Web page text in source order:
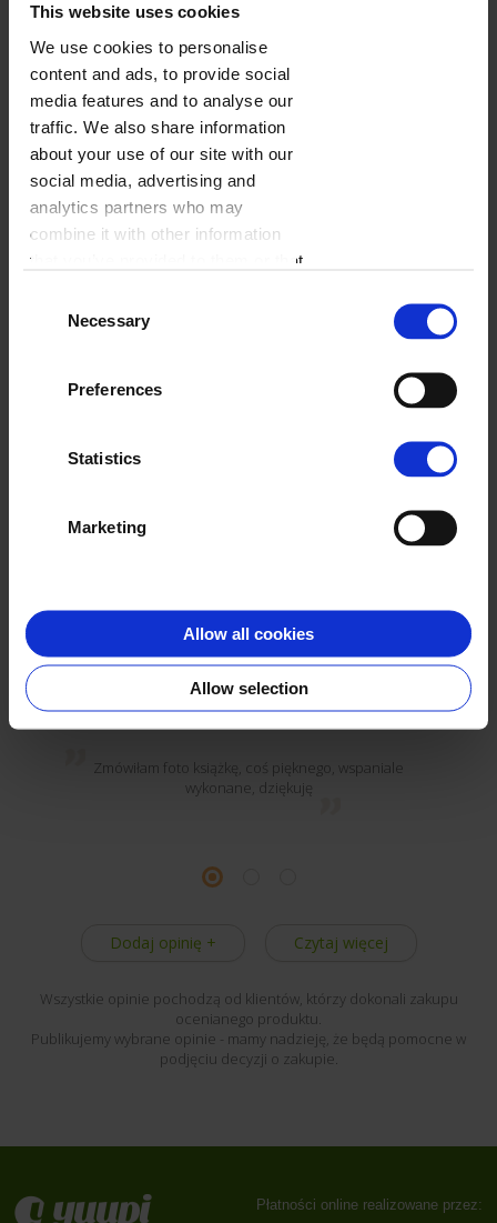
This website uses cookies
We use cookies to personalise
content and ads, to provide social
media features and to analyse our
traffic. We also share information
about your use of our site with our
social media, advertising and
analytics partners who may
combine it with other information
that you’ve provided to them or that
their services.
SelectionNecessary
Preferences
Statistics
Marketing
Allow all cookies
Allow selection
FOTOKSIĄŻKA(28-160 STRON)
Kolejne strony dodasz w edytorze w trakcie projektowania.
Cennik
WYBIERZ FORMAT
Aneta
Zmówiłam foto książkę, coś pięknego, wspaniale
wykonane, dziękuję
Dodaj opinię + Czytaj więcej
Wszystkie opinie pochodzą od klientów, którzy dokonali zakupu
ocenianego produktu.
Publikujemy wybrane opinie - mamy nadzieję, że będą pomocne w
podjęciu decyzji o zakupie.
Płatności online realizowane przez: